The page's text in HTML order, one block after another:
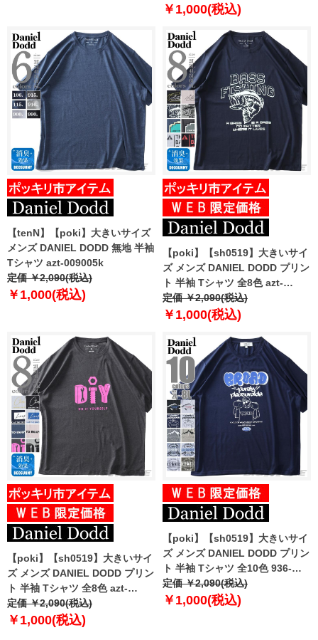
シャツ 10L対応 azt-009005 緊急
￥1,000(税込)
【tenN】【poki】大きいサイズ
メンズ DANIEL DODD 無地 半袖
Tシャツ azt-009005k
定価 ￥2,090(税込)
￥1,000(税込)
【poki】【sh0519】大きいサイ
ズ メンズ DANIEL DODD プリン
ト 半袖 Tシャツ 全8色 azt-
2202pt4
定価 ￥2,090(税込)
￥1,000(税込)
【poki】【sh0519】大きいサイ
ズ メンズ DANIEL DODD プリン
ト 半袖 Tシャツ 全8色 azt-
2202pt5
定価 ￥2,090(税込)
￥1,000(税込)
【poki】【sh0519】大きいサイ
ズ メンズ DANIEL DODD プリン
ト 半袖 Tシャツ 全10色 936-
t2202pt4
定価 ￥2,090(税込)
￥1,000(税込)